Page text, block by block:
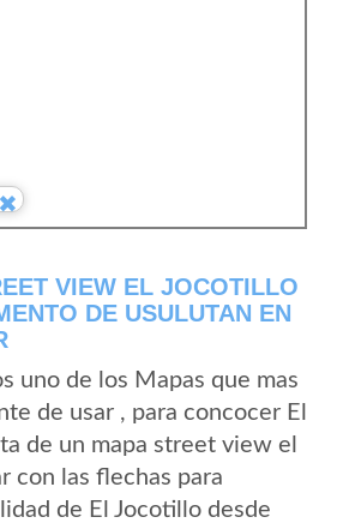
VIEW EL JOCOTILLO
DE USULUTAN EN
uno de los Mapas que mas
de usar , para concocer El
de un mapa street view el
con las flechas para
de El Jocotillo desde